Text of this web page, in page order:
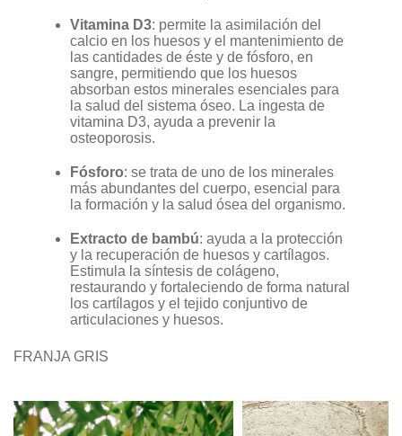
Vitamina D3: permite la asimilación del
calcio en los huesos y el mantenimiento de
las cantidades de éste y de fósforo, en
sangre, permitiendo que los huesos
absorban estos minerales esenciales para
la salud del sistema óseo. La ingesta de
vitamina D3, ayuda a prevenir la
osteoporosis.
Fósforo: se trata de uno de los minerales
más abundantes del cuerpo, esencial para
la formación y la salud ósea del organismo.
Extracto de bambú: ayuda a la protección
y la recuperación de huesos y cartílagos.
Estimula la síntesis de colágeno,
restaurando y fortaleciendo de forma natural
los cartílagos y el tejido conjuntivo de
articulaciones y huesos.
FRANJA GRIS